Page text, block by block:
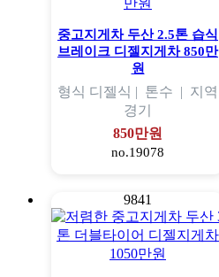
중고지게차 두산 2.5톤 습식
브레이크 디젤지게차 850만
원
형식 디젤식 | 톤수 | 지역
경기
850만원
no.19078
9841